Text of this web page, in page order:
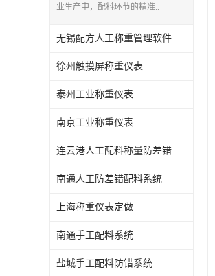
业生产中，配料环节的精准..
无锡配方人工称重管理软件
徐州触摸屏称重仪表
泰州工业称重仪表
南京工业称重仪表
连云港人工配料称量防差错
南通人工防差错配料系统
上海称重仪表定做
南通手工配料系统
盐城手工配料防错系统